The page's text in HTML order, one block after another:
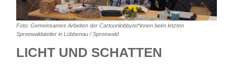
Foto: Gemeinsames Arbeiten der Cartoonlobbyist*innen beim letzten
Spreewaldatelier in Lübbenau / Spreewald
LICHT UND SCHATTEN